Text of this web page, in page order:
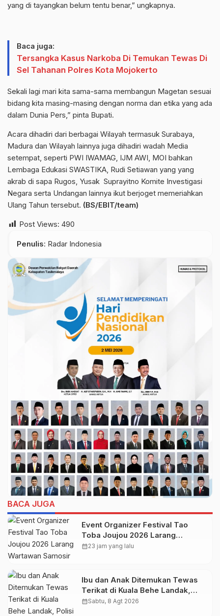
yang di tayangkan belum tentu benar,” ungkapnya.
Baca juga:
Tersangka Kasus Narkoba Di Temukan Tewas Di
Sel Tahanan Polres Kota Mojokerto
Sekali lagi mari kita sama-sama membangun Magetan sesuai
bidang kita masing-masing dengan norma dan etika yang ada
dalam Dunia Pers,” pinta Bupati.
Acara dihadiri dari berbagai Wilayah termasuk Surabaya,
Madura dan Wilayah lainnya juga dihadiri wadah Media
setempat, seperti PWI IWAMAG, IJM AWI, MOI bahkan
Lembaga Edukasi SWASTIKA, Rudi Setiawan yang yang
akrab di sapa Rugos, Yusak Suprayitno Komite Investigasi
Negara serta Undangan lainnya ikut berjoget memeriahkan
Ulang Tahun tersebut. (BS/EBIT/team)
Post Views: 490
Penulis: Radar Indonesia
BACA JUGA
Event Organizer Festival Tao
Toba Joujou 2026 Larang
Wartawan Samosir Untuk
calendar_month23 jam yang lalu
Ibu dan Anak Ditemukan Tewas
Terikat di Kuala Behe Landak,
Polisi Selidiki Kasusnya
calendar_monthSabtu, 8 Agt 2026